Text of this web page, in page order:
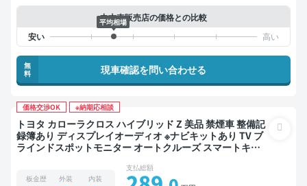
中古車販売店の価格との比較
平均相場
無
料
現車確認を問い合わせる
価格交渉OK ※納期応相談
トヨタ カローラクロス ハイブリッド Z 美品 禁煙車 整備記
録簿あり ディスプレイオーディオ ※ナビキットあり TV ブ
ラインドスポットモニター オートクルーズ スマートキー
板金歴 外装 内装
支払総額